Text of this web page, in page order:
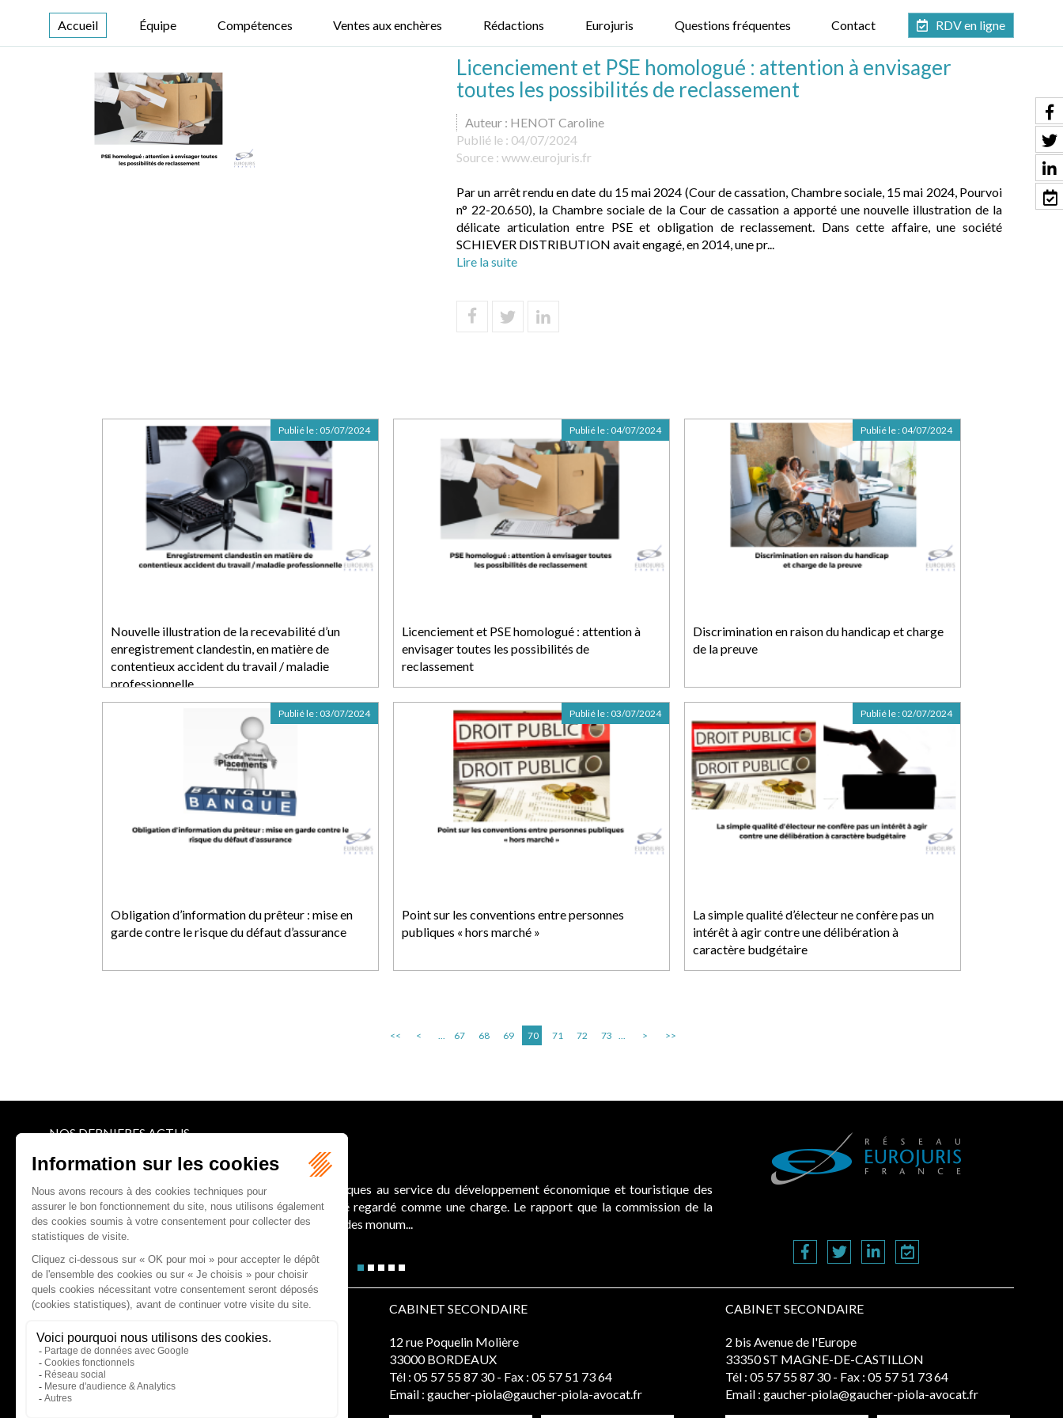
Accueil Équipe Compétences Ventes aux enchères Rédactions Eurojuris Questions fréquentes Contact RDV en ligne
Licenciement et PSE homologué : attention à envisager
toutes les possibilités de reclassement
Auteur : HENOT Caroline
Publié le : 04/07/2024
Source : www.eurojuris.fr
Par un arrêt rendu en date du 15 mai 2024 (Cour de cassation, Chambre sociale, 15 mai 2024, Pourvoi
n° 22-20.650), la Chambre sociale de la Cour de cassation a apporté une nouvelle illustration de la
délicate articulation entre PSE et obligation de reclassement. Dans cette affaire, une société
SCHIEVER DISTRIBUTION avait engagé, en 2014, une pr...
Lire la suite
Nouvelle illustration de la recevabilité d’un
enregistrement clandestin, en matière de
contentieux accident du travail / maladie
professionnelle
Publié le : 05/07/2024
Licenciement et PSE homologué : attention à
envisager toutes les possibilités de
reclassement
Publié le : 04/07/2024
Discrimination en raison du handicap et charge
de la preuve
Publié le : 04/07/2024
Obligation d’information du prêteur : mise en
garde contre le risque du défaut d’assurance
Publié le : 03/07/2024
Point sur les conventions entre personnes
publiques « hors marché »
Publié le : 03/07/2024
La simple qualité d’électeur ne confère pas un
intérêt à agir contre une délibération à
caractère budgétaire
Publié le : 02/07/2024
<< < ... 67 68 69 70 71 72 73 ... > >>
NOS DERNIERES ACTUS
Le joug léger des monuments historiques
Pour une gestion patrimoniale des monuments historiques au service du développement économique et touristique des
collectivités Le monument historique a longtemps été regardé comme une charge. Le rapport que la commission de la
culture du Sénat a consacré, en juillet 2026, à la gestion des monum...
CABINET D'AVOCATS GAUCHER-PIOLA
20 avenue Galliéni - 33500 LIBOURNE
Tél :05 57 55 87 30 - Fax : 05 57 51 73 64
Email :gaucher-piola@gaucher-piola-avocat.fr
CABINET SECONDAIRE
12 rue Poquelin Molière
33000 BORDEAUX
Tél : 05 57 55 87 30 - Fax : 05 57 51 73 64
Email : gaucher-piola@gaucher-piola-avocat.fr
CABINET SECONDAIRE
2 bis Avenue de l'Europe
33350 ST MAGNE-DE-CASTILLON
Tél : 05 57 55 87 30 - Fax : 05 57 51 73 64
Email : gaucher-piola@gaucher-piola-avocat.fr